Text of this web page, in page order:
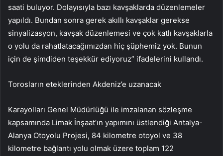
saati buluyor. Dolayısıyla bazı kavşaklarda düzenlemeler
yapıldı. Bundan sonra gerek akıllı kavşaklar gerekse
sinyalizasyon, kavşak düzenlemesi ve çok katlı kavşaklarla
o yolu da rahatlatacağımızdan hiç şüphemiz yok. Bunun
için de şimdiden teşekkür ediyoruz” ifadelerini kullandı.
Torosların eteklerinden Akdeniz’e uzanacak
Karayolları Genel Müdürlüğü ile imzalanan sözleşme
kapsamında Limak İnşaat’ın yapımını üstlendiği Antalya-
Alanya Otoyolu Projesi, 84 kilometre otoyol ve 38
kilometre bağlantı yolu olmak üzere toplam 122